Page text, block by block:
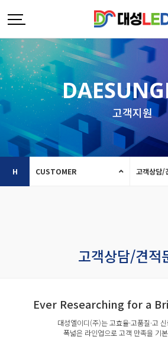
고객지원
H CUSTOMER 고객상담/
고객상담/견적
Ever Researching for a
대성엘이디(주)는 고효율·고품질·고
폭넓은 라인업으로 고객 만족을 기